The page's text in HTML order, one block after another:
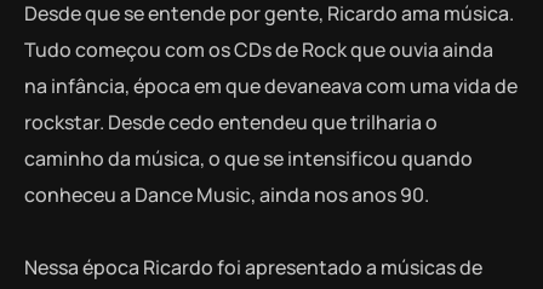
Desde que se entende por gente, Ricardo ama música.
Tudo começou com os CDs de Rock que ouvia ainda
na infância, época em que devaneava com uma vida de
rockstar. Desde cedo entendeu que trilharia o
caminho da música, o que se intensificou quando
conheceu a Dance Music, ainda nos anos 90.
Nessa época Ricardo foi apresentado a músicas de